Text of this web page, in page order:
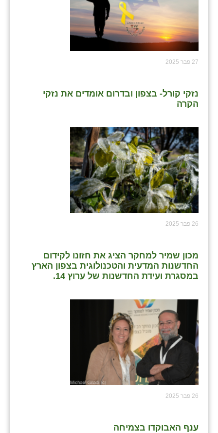
27 פבר 2025
נזקי קורל- בצפון ובדרום אומדים את נזקי
הקרה
26 פבר 2025
מכון שמיר למחקר הציג את חזונו לקידום
החדשנות המדעית והטכנולוגית בצפון הארץ
במסגרת ועידת החדשנות של ערוץ 14.
26 פבר 2025
ענף האבוקדו בצמיחה